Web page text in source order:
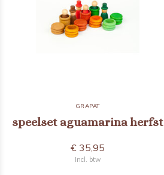
GRAPAT
speelset aguamarina herfst
€ 35,95
Incl. btw